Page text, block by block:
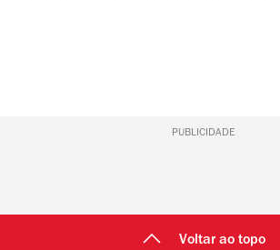
PUBLICIDADE
Voltar ao topo